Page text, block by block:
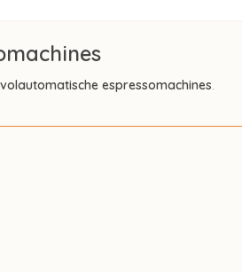
espressomachines.